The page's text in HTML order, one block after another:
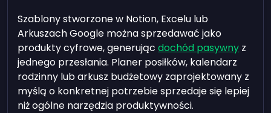
Szablony stworzone w Notion, Excelu lub
Arkuszach Google można sprzedawać jako
produkty cyfrowe, generującdochód pasywny z
jednego przesłania. Planer posiłków, kalendarz
rodzinny lub arkusz budżetowy zaprojektowany z
myślą o konkretnej potrzebie sprzedaje się lepiej
niż ogólne narzędzia produktywności.